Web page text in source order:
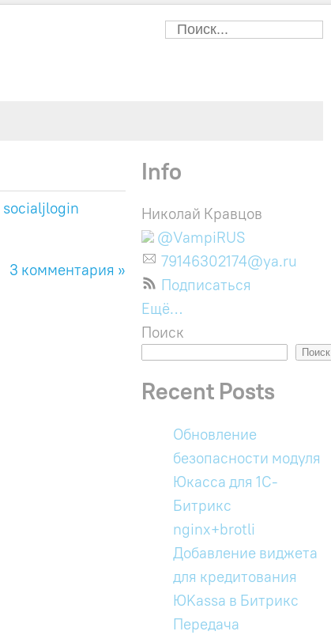
socialjlogin
3 комментария »
Info
Николай Кравцов
@VampiRUS
79146302174@ya.ru
Подписаться
Ещё…
Поиск
Поиск
Recent Posts
Обновление
безопасности модуля
Юкасса для 1C-
Битрикс
nginx+brotli
Добавление виджета
для кредитования
ЮKassa в Битрикс
Передача